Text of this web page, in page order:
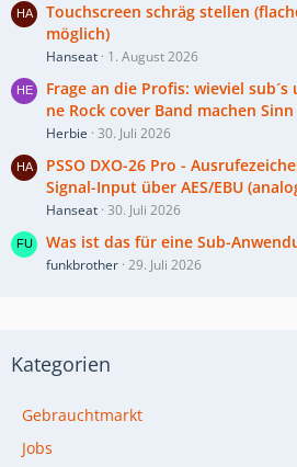
Touchscreen schräg stellen
möglich)
Hanseat 1. August 2026
Frage an die Profis: wieviel
ne Rock cover Band machen Sinn
Herbie 30. Juli 2026
PSSO DXO-26 Pro -
Signal-Input über AES/EBU
Hanseat 30. Juli 2026
Was ist das für eine Sub-
funkbrother 29. Juli 2026
Kategorien
Gebrauchtmarkt
Jobs